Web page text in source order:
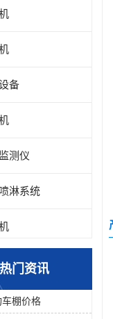
备
测仪
淋系统
备
热门资讯
棚价格